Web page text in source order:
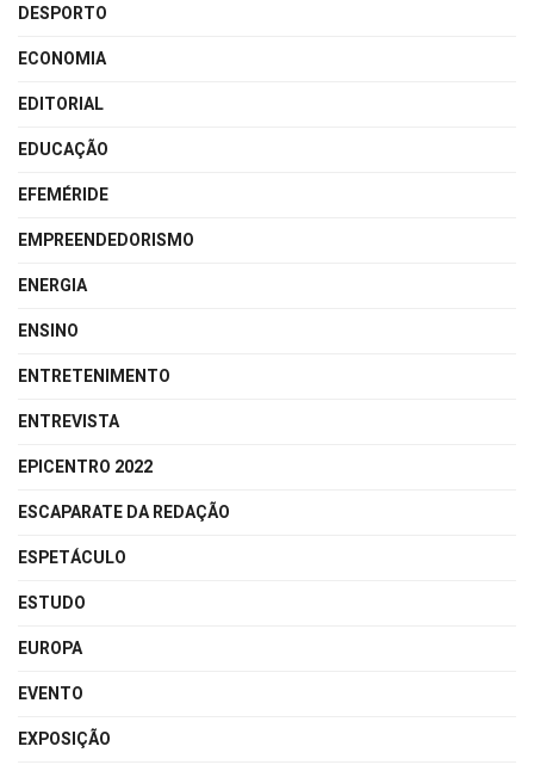
DESPORTO
ECONOMIA
EDITORIAL
EDUCAÇÃO
EFEMÉRIDE
EMPREENDEDORISMO
ENERGIA
ENSINO
ENTRETENIMENTO
ENTREVISTA
EPICENTRO 2022
ESCAPARATE DA REDAÇÃO
ESPETÁCULO
ESTUDO
EUROPA
EVENTO
EXPOSIÇÃO